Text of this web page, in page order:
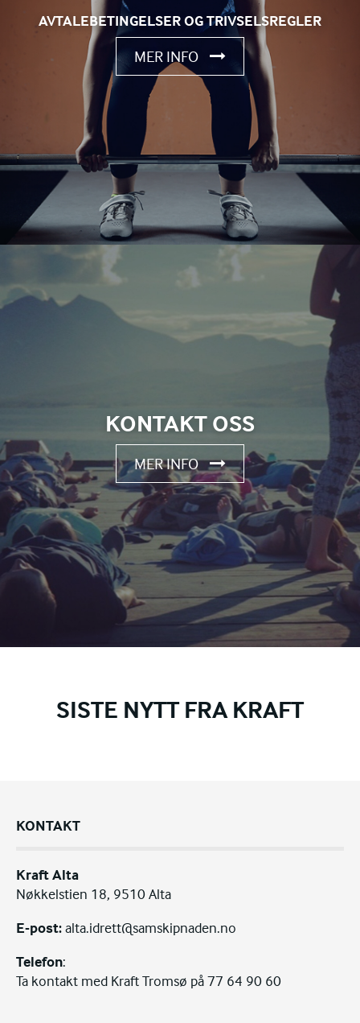
AVTALEBETINGELSER OG TRIVSELSREGLER
MER INFO
KONTAKT OSS
MER INFO
SISTE NYTT FRA KRAFT
KONTAKT
Kraft Alta
Nøkkelstien 18, 9510 Alta
E-post:alta.idrett@samskipnaden.no
Telefon:
Ta kontakt med Kraft Tromsø på 77 64 90 60